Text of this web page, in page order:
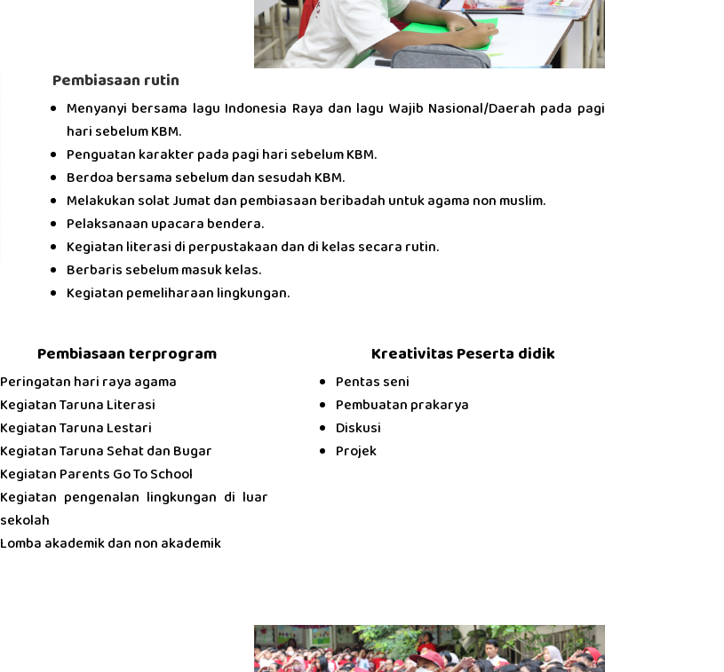
Pembiasaan rutin
Menyanyi bersama lagu Indonesia Raya dan lagu Wajib Nasional/Daerah pada pagi
hari sebelum KBM.
Penguatan karakter pada pagi hari sebelum KBM.
Berdoa bersama sebelum dan sesudah KBM.
Melakukan solat Jumat dan pembiasaan beribadah untuk agama non muslim.
Pelaksanaan upacara bendera.
Kegiatan literasi di perpustakaan dan di kelas secara rutin.
Berbaris sebelum masuk kelas.
Kegiatan pemeliharaan lingkungan.
Pembiasaan terprogram
Peringatan hari raya agama
⁠Kegiatan Taruna Literasi
Kegiatan Taruna Lestari
Kegiatan Taruna Sehat dan Bugar
Kegiatan Parents Go To School
Kegiatan pengenalan lingkungan di luar
sekolah
⁠Lomba akademik dan non akademik
Kreativitas Peserta didik
Pentas seni
Pembuatan prakarya
Diskusi
Projek